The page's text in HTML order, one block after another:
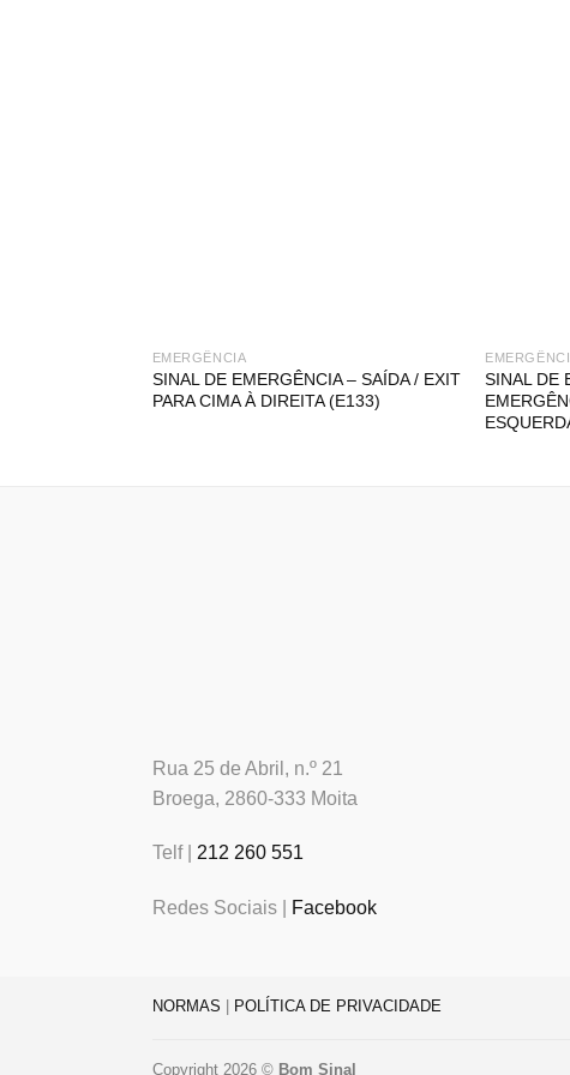
EMERGÊNCIA
SINAL DE EMERGÊNCIA – SAÍDA / EXIT
PARA CIMA À DIREITA (E133)
SINAL DE
Rua 25 de Abril, n.º 21
Broega, 2860-333 Moita
Telf | 212 260 551
Redes Sociais | Facebook
NORMAS POLÍTICA DE PRIVACIDADE
Copyright 2026 © Bom Sinal